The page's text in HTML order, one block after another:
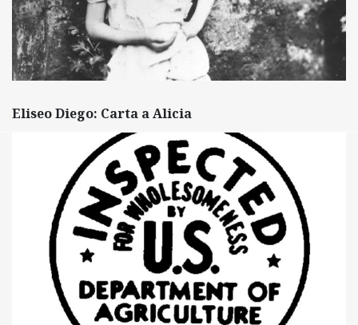
Eliseo Diego: Carta a Alicia